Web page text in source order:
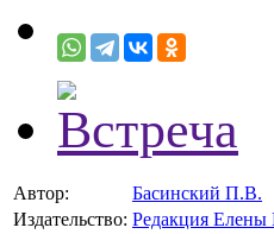
Автор:
Басинский П.В.
Издательство: Редакция